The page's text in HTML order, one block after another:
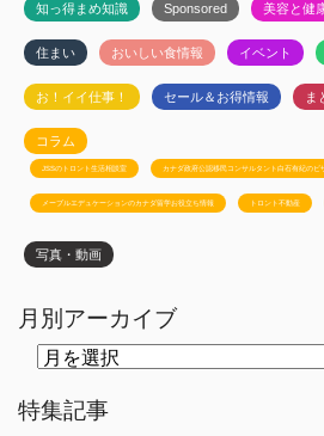
知っ得まめ知識 Sponsored 美容と健
住まい おいしい食情報 イベント
お！イイ仕事！ セール＆お得情報 ま
コラム
JSSのトロント生活相談室 カナダ政府公認移民コンサルタント白石有紀のビ
メープルエデュケーションのカナダ留学お役立ち情報 トロント不動産
写真・動画
月別アーカイブ
ー
カ
特集記事